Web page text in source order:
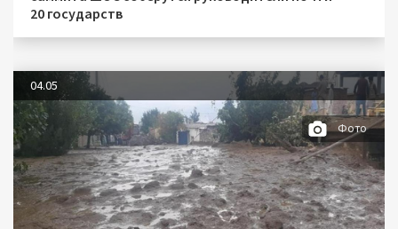
20 государств
04.05
Фото